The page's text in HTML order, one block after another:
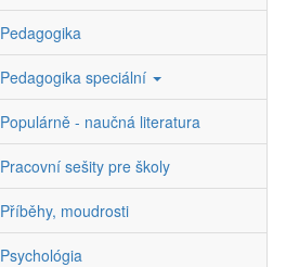
Pedagogika
Pedagogika speciální
Populárně - naučná literatura
Pracovní sešity pre školy
Příběhy, moudrosti
Psychológia